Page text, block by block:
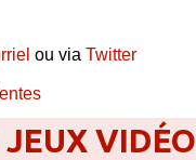
ou via Twitter
JEUX VIDÉO